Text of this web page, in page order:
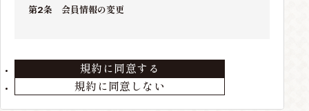
第2条 会員情報の変更
第3条 会員の退会
会員が退会を希望する場合には、当店までメールにて
規約に同意しない
規約に同意する